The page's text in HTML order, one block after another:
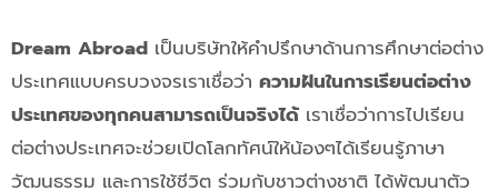
Dream Abroad เป็นบริษัทให้คำปรึกษาด้านการศึกษาต่อต่าง
ประเทศแบบครบวงจรเราเชื่อว่า ความฝันในการเรียนต่อต่าง
ประเทศของทุกคนสามารถเป็นจริงได้ เราเชื่อว่าการไปเรียน
ต่อต่างประเทศจะช่วยเปิดโลกทัศน์ให้น้องๆได้เรียนรู้ภาษา
วัฒนธรรม และการใช้ชีวิต ร่วมกับชาวต่างชาติ ได้พัฒนาตัว